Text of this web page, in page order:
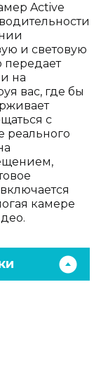
Active
и световую
передает
на
вас, где бы
с
камере